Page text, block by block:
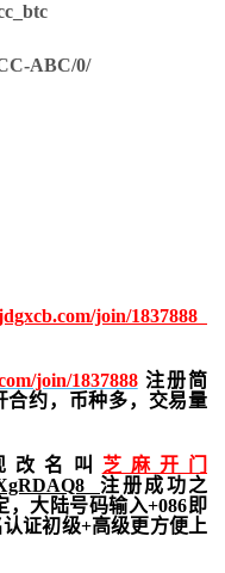
ABC/0/
join/1837888
join/1837888注册简
约， 币种多，交易量
改名叫 芝麻开门
注册成功之
大陆号码输入+086即
证初级+高级更方便上